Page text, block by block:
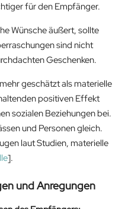
für den Empfänger.
Wünsche äußert, sollte
sind nicht
Geschenken.
geschätzt als materielle
positiven Effekt
sozialen Beziehungen bei.
und Personen gleich.
laut Studien, materielle
].
und Anregungen